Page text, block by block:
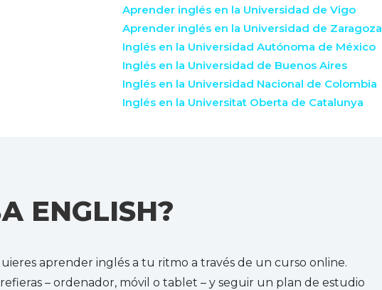
Aprender inglés en la Universidad de Vigo
Aprender inglés en la Universidad de Zaragoza
Inglés en la Universidad Autónoma de México
Inglés en la Universidad de Buenos Aires
Inglés en la Universidad Nacional de Colombia
Inglés en la Universitat Oberta de Catalunya
ENGLISH?
aprender inglés a tu ritmo a través de un curso online.
– ordenador, móvil o tablet – y seguir un plan de estudio